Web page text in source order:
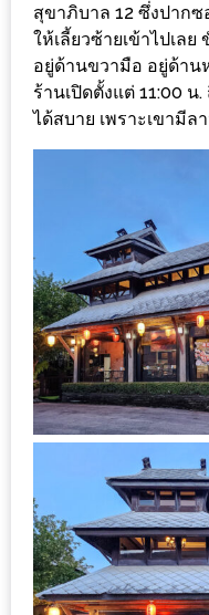
เสน่ห์
ของ
เชียงใหม่
ที่
16
ร้าน
อร่อย
ที่
ต้อง
มา
ลอง
ถนน
คน
เดิน
วัน
อาทิตย์
สุขาภิบาล 12 ซึ่งปากซ
ให้เลี้ยวซ้ายเข้าไปเล
อยู่ด้านขวามือ อยู่ด้าน
ร้านเปิดตั้งแต่ 11:00 น
ได้สบาย เพราะเขามีล